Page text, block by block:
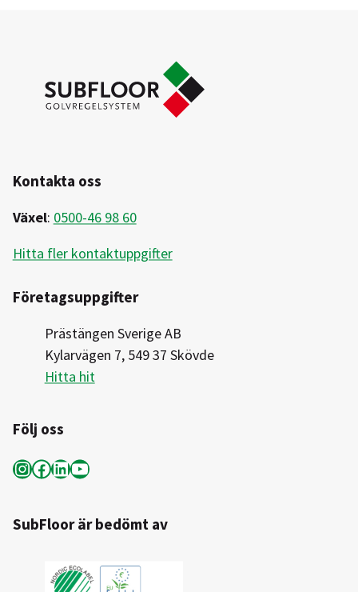
Kontakta oss
Växel: 0500-46 98 60
Hitta fler kontaktuppgifter
Företagsuppgifter
Prästängen Sverige AB
Kylarvägen 7, 549 37 Skövde
Hitta hit
Följ oss
InstagramFacebook LinkedIn YouTube
SubFloor är bedömt av